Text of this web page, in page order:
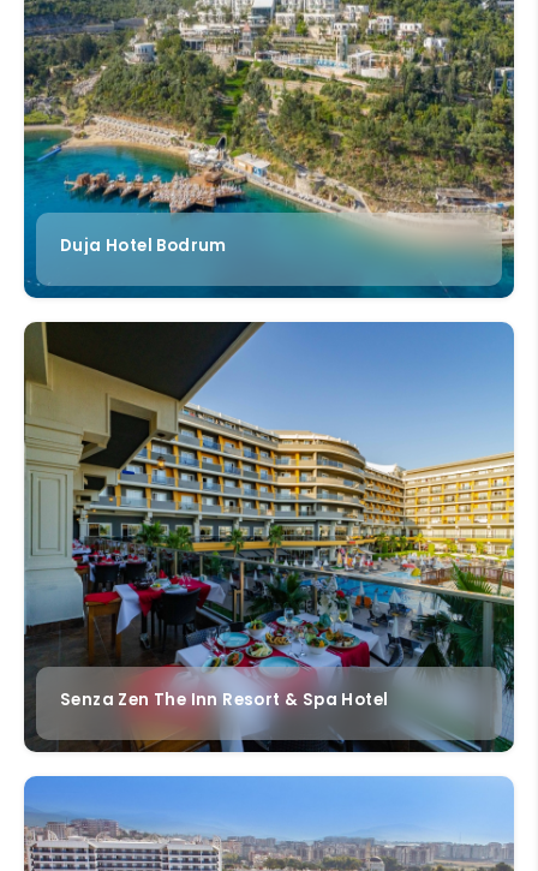
Duja Hotel Bodrum
Senza Zen The Inn Resort & Spa Hotel